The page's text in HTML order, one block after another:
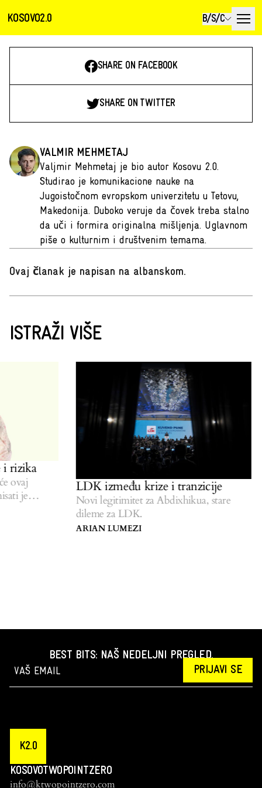
KOSOVO2.0 B/S/C
SHARE ON FACEBOOK
SHARE ON TWITTER
VALMIR MEHMETAJ
Valjmir Mehmetaj je bio autor Kosovu 2.0.
Studirao je komunikacione nauke na
Jugoistočnom evropskom univerzitetu u Tetovu,
Makedonija. Duboko veruje da čovek treba stalno
da uči i formira originalna mišljenja. Uglavnom
piše o kulturnim i društvenim temama.
Ovaj članak je napisan na albanskom.
ISTRAŽI VIŠE
rizika
ovaj
je
LDK između krize i tranzicije
Novi legitimitet za Abdixhikua, stare
dileme za LDK.
ARIAN LUMEZI
BEST BITS: NAŠ NEDELJNI PREGLED.
PRIJAVI SE
K2.0
KOSOVOTWOPOINTZERO
info@ktwopointzero.com